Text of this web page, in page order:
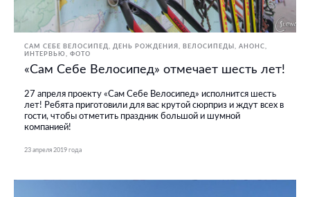
САМ СЕБЕ ВЕЛОСИПЕД ДЕНЬ РОЖДЕНИЯ ВЕЛОСИПЕДЫ
АНОНС
ИНТЕРВЬЮ
ФОТО
«Сам Себе Велосипед» отмечает шесть лет!
27 апреля проекту «Сам Себе Велосипед» исполнится шесть
лет! Ребята приготовили для вас крутой сюрприз и ждут всех в
гости, чтобы отметить праздник большой и шумной
компанией!
23 апреля 2019 года